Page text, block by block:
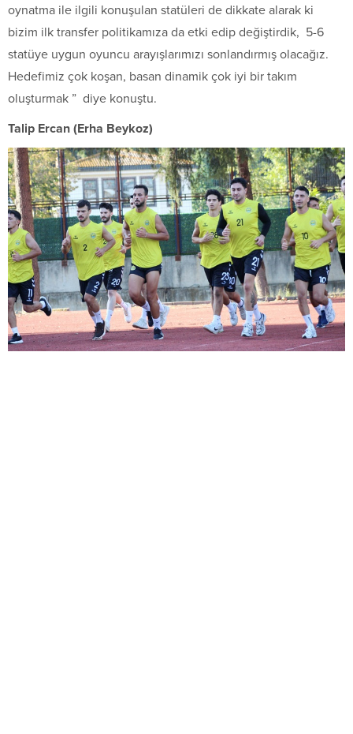
oynatma ile ilgili konuşulan statüleri de dikkate alarak ki
bizim ilk transfer politikamıza da etki edip değiştirdik, 5-6
statüye uygun oyuncu arayışlarımızı sonlandırmış olacağız.
Hedefimiz çok koşan, basan dinamik çok iyi bir takım
oluşturmak ” diye konuştu.
Talip Ercan (Erha Beykoz)